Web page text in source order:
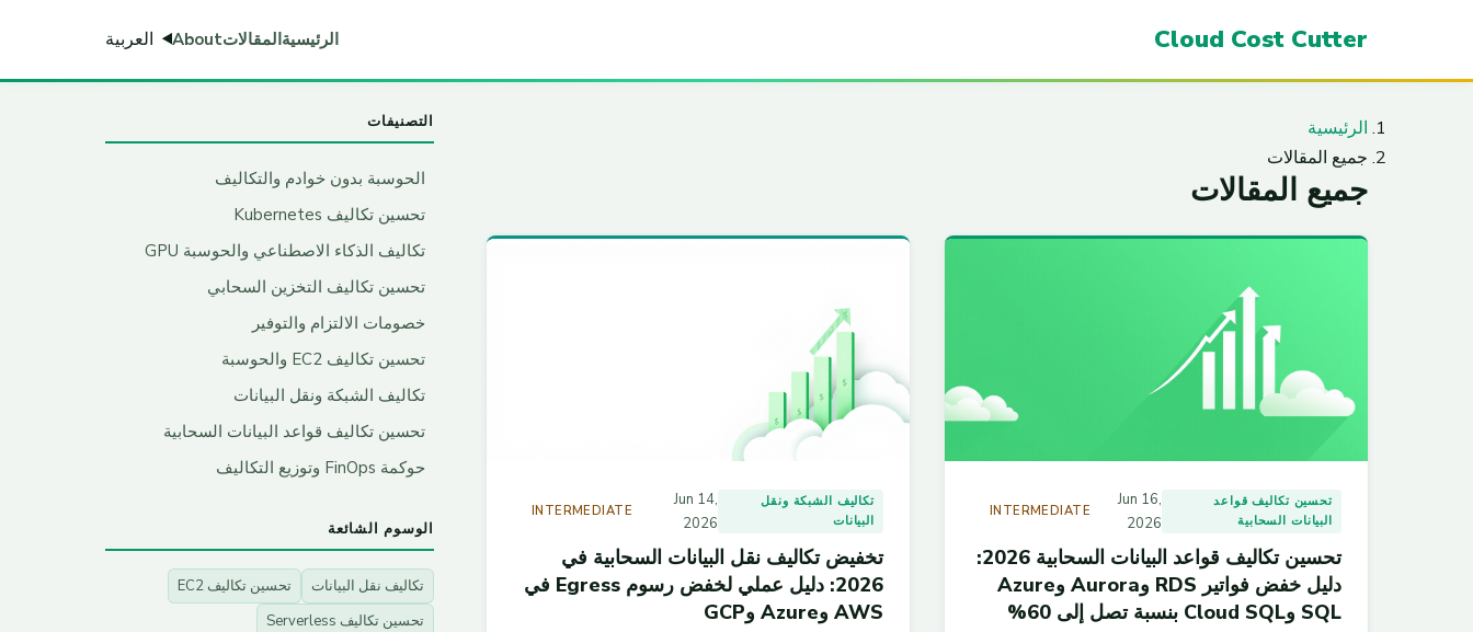
Cloud Cost Cutter الرئيسيةالمقالاتAbout العربية
الرئيسية
جميع المقالات
جميع المقالات
تحسين تكاليف قواعد
البيانات السحابية
Jun 16,
2026
INTERMEDIATE
تحسين تكاليف قواعد البيانات السحابية 2026:
دليل خفض فواتير RDS وAurora وAzure
SQL وCloud SQL بنسبة تصل إلى 60%
تكاليف الشبكة ونقل
البيانات
Jun 14,
2026
INTERMEDIATE
تخفيض تكاليف نقل البيانات السحابية في
2026: دليل عملي لخفض رسوم Egress في
AWS وAzure وGCP
التصنيفات
الحوسبة بدون خوادم والتكاليف
تحسين تكاليف Kubernetes
تكاليف الذكاء الاصطناعي والحوسبة GPU
تحسين تكاليف التخزين السحابي
خصومات الالتزام والتوفير
تحسين تكاليف EC2 والحوسبة
تكاليف الشبكة ونقل البيانات
تحسين تكاليف قواعد البيانات السحابية
حوكمة FinOps وتوزيع التكاليف
الوسوم الشائعة
تكاليف نقل البيانات
تحسين تكاليف EC2
تحسين تكاليف Serverless